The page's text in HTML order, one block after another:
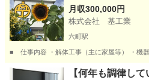
月収300,000円
株式会社 基工業
六町駅
■ 仕事内容 ・解体工事（主に家屋等） ・機
東京 足立区 六町駅 その他
【何年も調律し